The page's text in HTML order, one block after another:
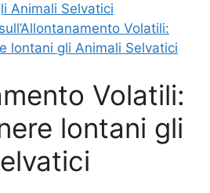
Animali Selvatici
Volatili:
lontani gli Animali Selvatici
Volatili:
lontani gli